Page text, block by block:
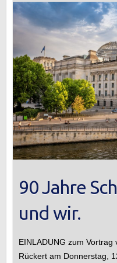
90 Jahre
und wir.
EINLADUNG zum Vortrag
Rückert am Donnerstag,